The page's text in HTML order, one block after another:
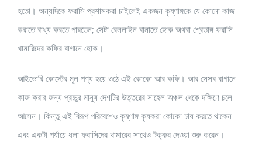
হতো। অন্যদিকে ফরাসি প্রশাসকরা চাইলেই একজন কৃষ্ণাঙ্গকে যে কোনো কাজ
করাতে বাধ্য করতে পারতেন; সেটা রেললাইন বানাতে হোক অথবা শ্বেতাঙ্গ ফরাসি
খামারিদের কফির বাগানে হোক।
আইভোরি কোস্টের মূল পণ্য হয়ে ওঠে এই কোকো আর কফি। আর সেসব বাগানে
কাজ করার জন্য প্রচ্চুর মানুষ দেশটির উত্তরের সাহেল অঞ্চল থেকে দক্ষিণে চলে
আসেন। কিন্তু এই বিরূপ পরিবেশেও কৃষ্ণাঙ্গ কৃষকরা কোকো চাষ করতে থাকেন
এবং একটা পর্যায়ে ধলা ফরাসিদের খামারের সাথেও টক্কর দেওয়া শুরু করেন।